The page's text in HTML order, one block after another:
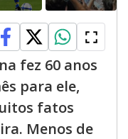
fez 60 anos
para ele,
fatos
Menos de